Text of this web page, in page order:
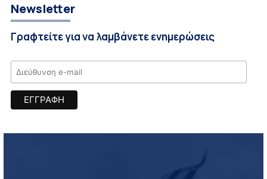
Newsletter
Γραφτείτε για να λαμβάνετε ενημερώσεις